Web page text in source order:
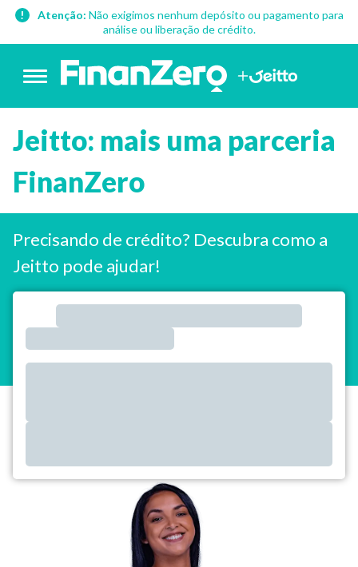
Atenção: Não exigimos nenhum depósito ou pagamento para
análise ou liberação de crédito.
Jeitto: mais uma parceria
FinanZero
Precisando de crédito? Descubra como a
Jeitto pode ajudar!